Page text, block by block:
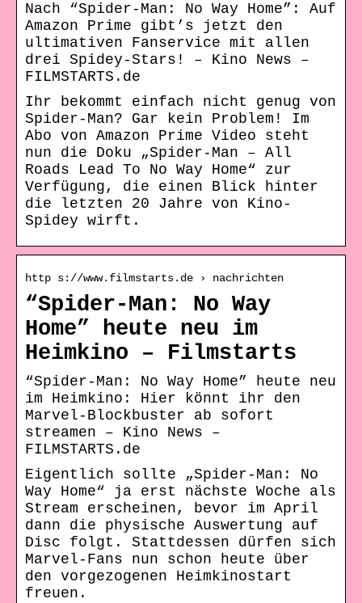
Nach “Spider-Man: No Way Home”: Auf
Amazon Prime gibt’s jetzt den
ultimativen Fanservice mit allen
drei Spidey-Stars! – Kino News –
FILMSTARTS.de
Ihr bekommt einfach nicht genug von
Spider-Man? Gar kein Problem! Im
Abo von Amazon Prime Video steht
nun die Doku „Spider-Man – All
Roads Lead To No Way Home“ zur
Verfügung, die einen Blick hinter
die letzten 20 Jahre von Kino-
Spidey wirft.
http s://www.filmstarts.de › nachrichten
“Spider-Man: No Way
Home” heute neu im
Heimkino – Filmstarts
“Spider-Man: No Way Home” heute neu
im Heimkino: Hier könnt ihr den
Marvel-Blockbuster ab sofort
streamen – Kino News –
FILMSTARTS.de
Eigentlich sollte „Spider-Man: No
Way Home“ ja erst nächste Woche als
Stream erscheinen, bevor im April
dann die physische Auswertung auf
Disc folgt. Stattdessen dürfen sich
Marvel-Fans nun schon heute über
den vorgezogenen Heimkinostart
freuen.